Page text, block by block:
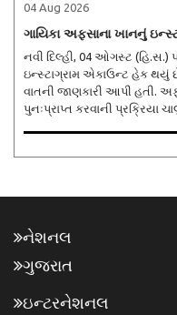
04 Aug 2026
ગાયિકા અફસાના ખાનનું
નવી દિલ્હી, 04 ઓગસ્ટ (હિ.સ.)
ઇન્સ્ટાગ્રામ એકાઉન્ટ હેક થયું
વાતની જાણકારી આપી હતી.
પુનઃપ્રાપ્ત કરવાની
નેશનલ
ગુજરાત
ઇન્ટરનેશનલ